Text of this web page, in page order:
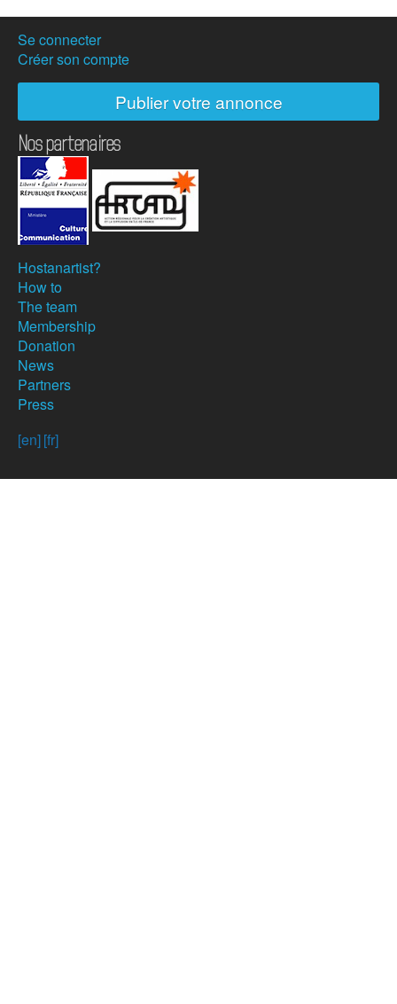
Se connecter
Créer son compte
Publier votre annonce
Nos partenaires
Hostanartist?
How to
The team
Membership
Donation
News
Partners
Press
[en][fr]